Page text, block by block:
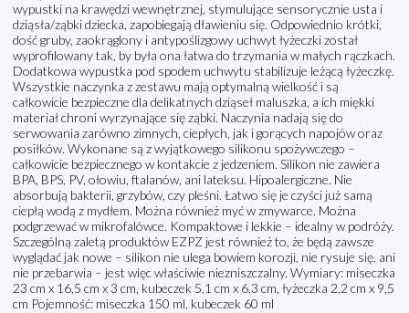
wypustki na krawędzi wewnętrznej, stymulujące sensorycznie usta i
dziąsła/ząbki dziecka, zapobiegają dławieniu się. Odpowiednio krótki,
dość gruby, zaokrąglony i antypoślizgowy uchwyt łyżeczki został
wyprofilowany tak, by była ona łatwa do trzymania w małych rączkach.
Dodatkowa wypustka pod spodem uchwytu stabilizuje leżącą łyżeczkę.
Wszystkie naczynka z zestawu mają optymalną wielkość i są
całkowicie bezpieczne dla delikatnych dziąseł maluszka, a ich miękki
materiał chroni wyrzynające się ząbki. Naczynia nadają się do
serwowania zarówno zimnych, ciepłych, jak i gorących napojów oraz
posiłków. Wykonane są z wyjątkowego silikonu spożywczego –
całkowicie bezpiecznego w kontakcie z jedzeniem. Silikon nie zawiera
BPA, BPS, PV, ołowiu, ftalanów, ani lateksu. Hipoalergiczne. Nie
absorbują bakterii, grzybów, czy pleśni. Łatwo się je czyści już samą
ciepłą wodą z mydłem. Można również myć w zmywarce. Można
podgrzewać w mikrofalówce. Kompaktowe i lekkie – idealny w podróży.
Szczególną zaletą produktów EZPZ jest również to, że będą zawsze
wyglądać jak nowe – silikon nie ulega bowiem korozji, nie rysuje się, ani
nie przebarwia – jest więc właściwie niezniszczalny. Wymiary: miseczka
23 cm x 16,5 cm x 3 cm, kubeczek 5,1 cm x 6,3 cm, łyżeczka 2,2 cm x 9,5
cm Pojemność: miseczka 150 ml, kubeczek 60 ml